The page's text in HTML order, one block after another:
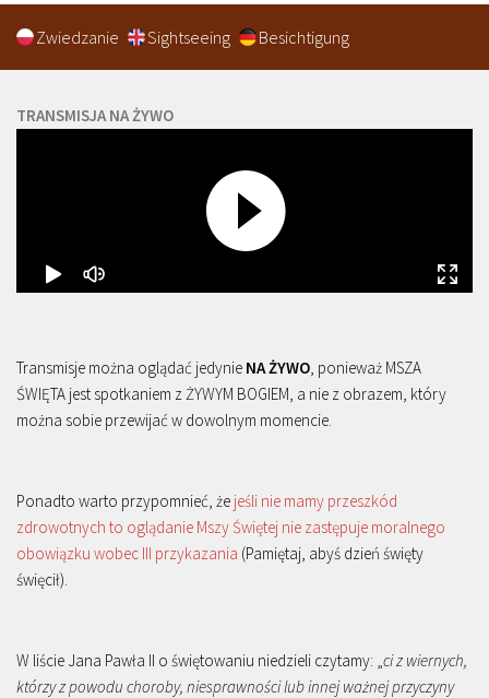
Zwiedzanie Sightseeing Besichtigung
TRANSMISJA NA ŻYWO
Transmisje można oglądać jedynie NA ŻYWO, ponieważ MSZA
ŚWIĘTA jest spotkaniem z ŻYWYM BOGIEM, a nie z obrazem, który
można sobie przewijać w dowolnym momencie.
Ponadto warto przypomnieć, że jeśli nie mamy przeszkód
zdrowotnych to oglądanie Mszy Świętej nie zastępuje moralnego
obowiązku wobec III przykazania (Pamiętaj, abyś dzień święty
święcił).
W liście Jana Pawła II o świętowaniu niedzieli czytamy: „ci z wiernych,
którzy z powodu choroby, niesprawności lub innej ważnej przyczyny